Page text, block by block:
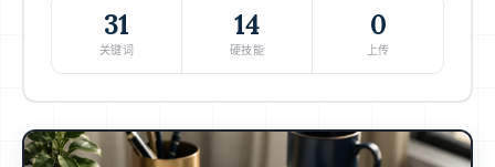
31
关键词
14
硬技能
0
上传